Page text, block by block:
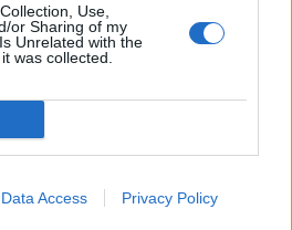
Use,
or Sharing of my
Unrelated with the
was collected.
Data Access Privacy Policy
Deloitte Ελλάδος:
Χρηματοοικονομικός
είσοδο στην πολωνική αγορά
στην KG Mobility